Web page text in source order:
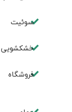
سوئیت
خشکشویی
فروشگاه